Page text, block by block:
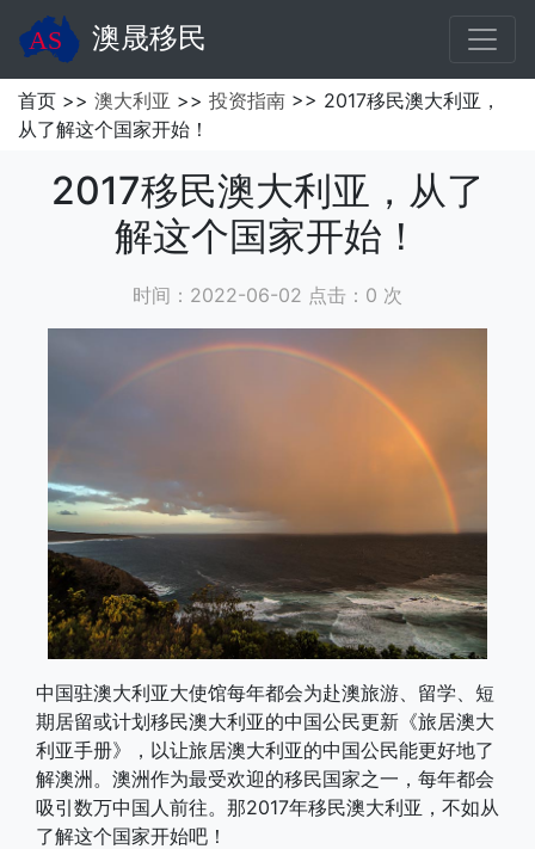
澳晟移民
首页 >> 澳大利亚 >> 投资指南 >> 2017移民澳大利亚，
从了解这个国家开始！
2017移民澳大利亚，从了
解这个国家开始！
时间：2022-06-02 点击： 0 次
中国驻澳大利亚大使馆每年都会为赴澳旅游、留学、短
期居留或计划移民澳大利亚的中国公民更新《旅居澳大
利亚手册》，以让旅居澳大利亚的中国公民能更好地了
解澳洲。澳洲作为最受欢迎的移民国家之一，每年都会
吸引数万中国人前往。那2017年移民澳大利亚，不如从
了解这个国家开始吧！